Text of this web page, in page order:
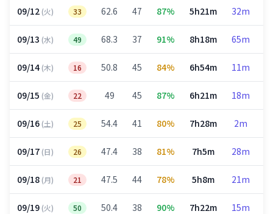
09/12(火) 33 62.6 47 87% 5h21m 32m
09/13 (水) 49 68.3 37 91% 8h18m 65m
09/14(木) 16 50.8 45 84% 6h54m 11m
09/15 (金) 22 49 45 87% 6h21m 18m
09/16(土) 25 54.4 41 80% 7h28m 2m
09/17(日) 26 47.4 38 81% 7h5m 28m
09/18(月) 21 47.5 44 78% 5h8m 21m
09/19(火) 50 50.4 38 90% 7h22m 15m